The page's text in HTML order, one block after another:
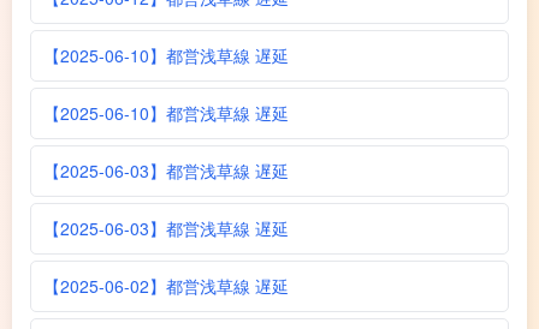
【2025-06-10】都営浅草線 遅延
【2025-06-10】都営浅草線 遅延
【2025-06-03】都営浅草線 遅延
【2025-06-03】都営浅草線 遅延
【2025-06-02】都営浅草線 遅延